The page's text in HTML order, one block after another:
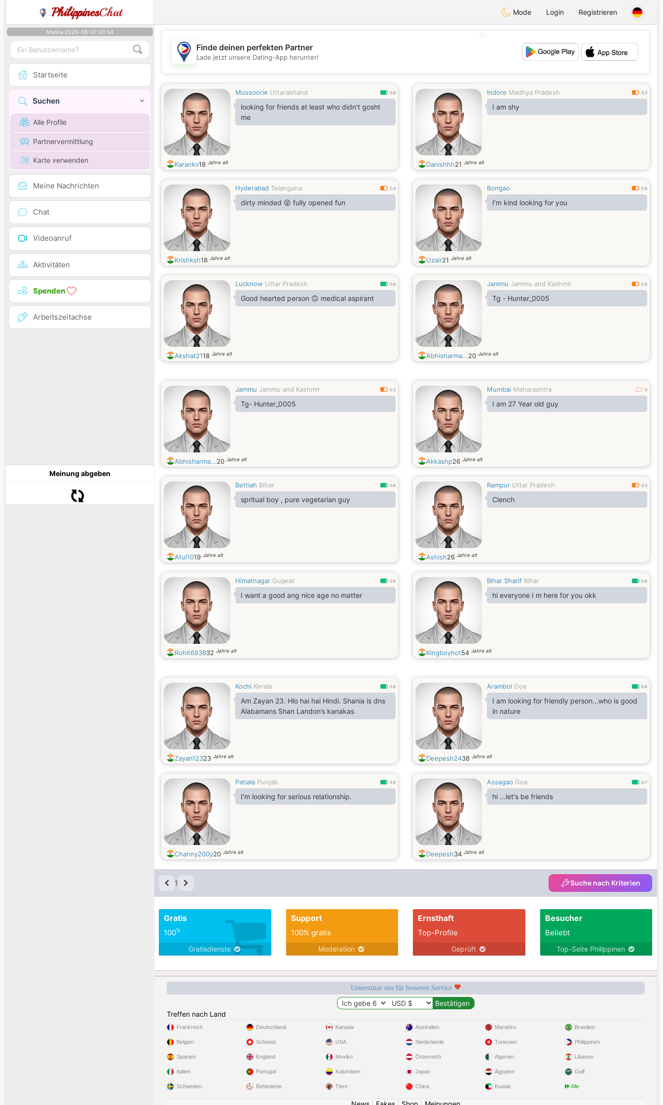
PhilippinesChat Mode Login Registrieren
Manila 2026-08-07 00:34
Startseite
Suchen
Alle Profile
Partnervermittlung
Karte verwenden
Meine Nachrichten
Chat
Videoanruf
Aktivitäten
Spenden
Arbeitszeitachse
Meinung abgeben
💖
💕
Finde deinen perfekten Partner
Lade jetzt unsere Dating-App herunter!
Mussoorie Uttarakhand 0.8
looking for friends at least who didn't gosht
me
Karankv18 Jahre alt
Indore Madhya Pradesh 0.3
I am shy
Danishhh21 Jahre alt
Hyderabad Telangana 0.4
dirty minded 😝 fully opened fun
Krishksh18 Jahre alt
Bongao 0.6
I’m kind looking for you
Uzair21 Jahre alt
Lucknow Uttar Pradesh 0.8
Good hearted person 🙃 medical aspirant
Akshat2118 Jahre alt
Jammu Jammu and Kashmir 0.6
Tg - Hunter_0005
Abhisharma...20 Jahre alt
Jammu Jammu and Kashmir 0.3
Tg- Hunter_0005
Abhisharma...20 Jahre alt
Mumbai Maharashtra 0
I am 27 Year old guy
Akkashp26 Jahre alt
Bettiah Bihar 0.8
spritual boy , pure vegetarian guy
Atul1019 Jahre alt
Rampur Uttar Pradesh 0.3
Clench
Ashish26 Jahre alt
Himatnagar Gujarat 0.8
I want a good ang nice age no matter
Rohit693832 Jahre alt
Bihar Sharif Bihar 0.8
hi everyone I m here for you okk
Kingboyhot54 Jahre alt
Kochi Kerala 0.8
Am Zayan 23. Hlo hai hai Hindi. Shania is dns
Alabamans Shan Landon’s kanakas
Zayan12323 Jahre alt
Arambol Goa 0.8
I am looking for friendly person...who is good
in nature
Deepesh2438 Jahre alt
Patiala Punjab 0.8
I'm looking for serious relationship.
Channy200y20 Jahre alt
Assagao Goa 0.7
hi ...let's be friends
Deepesh34 Jahre alt
1 Suche nach Kriterien
Gratis
100%
Gratisdienste
Support
100% gratis
Moderation
Ernsthaft
Top-Profile
Geprüft
Besucher
Beliebt
Top-Seite Philippinen
Unterstütze uns für besseren Service
Treffen nach Land
Frankreich
Belgien
Spanien
Italien
Schweden
Deutschland
Schweiz
England
Portugal
Behinderte
Kanada
USA
Mexiko
Kolumbien
Tiere
Australien
Niederlande
Österreich
Japan
China
Marokko
Tunesien
Algerien
Ägypten
Kuwait
Brasilien
Philippinen
Libanon
Golf
Alle